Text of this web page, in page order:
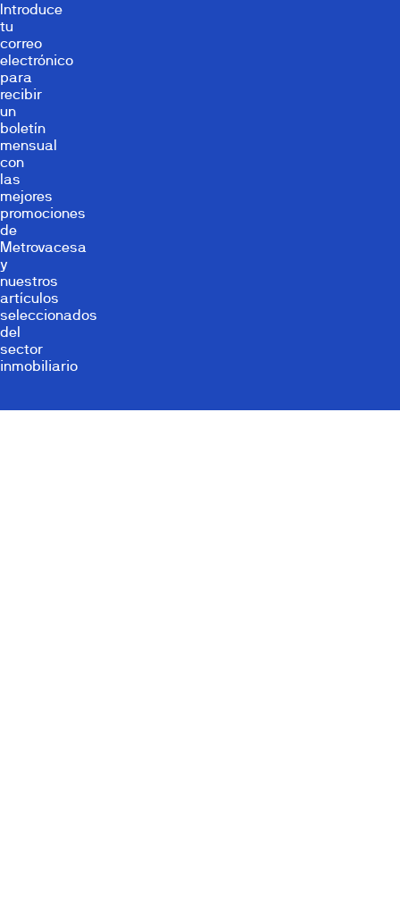
Introduce
tu
correo
electrónico
para
recibir
un
boletín
mensual
con
las
mejores
promociones
de
Metrovacesa
y
nuestros
artículos
seleccionados
del
sector
inmobiliario